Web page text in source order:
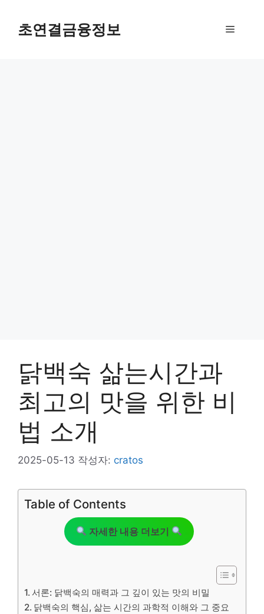
초연결금융정보 메
닭백숙 삶는시간과
최고의 맛을 위한 비
법 소개
2025-05-13 작성자: cratos
Table of Contents
자세한 내용 더보기
서론: 닭백숙의 매력과 그 깊이 있는 맛의 비밀
닭백숙의 핵심, 삶는 시간의 과학적 이해와 그 중요